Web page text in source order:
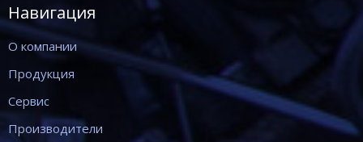
Навигация
О компании
Продукция
Сервис
Производители